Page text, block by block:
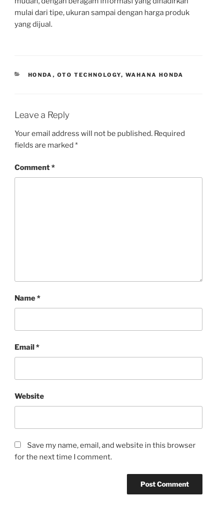
mulai dari tipe, ukuran sampai dengan harga produk
yang dijual.
CATEGORIES
HONDA , OTO TECHNOLOGY, WAHANA HONDA
Leave a Reply
Your email address will not be published. Required
fields are marked *
Comment*
Name*
Email *
Website
Save my name, email, and website in this browser
for the next time I comment.